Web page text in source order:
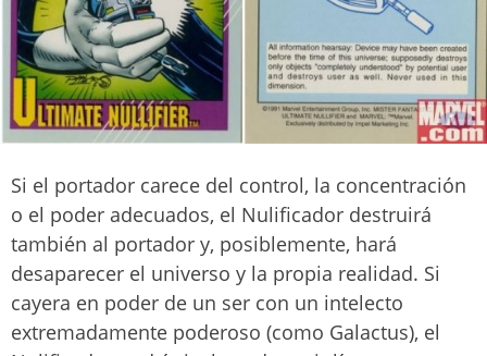
Si el portador carece del control, la concentración
o el poder adecuados, el Nulificador destruirá
también al portador y, posiblemente, hará
desaparecer el universo y la propia realidad. Si
cayera en poder de un ser con un intelecto
extremadamente poderoso (como Galactus), el